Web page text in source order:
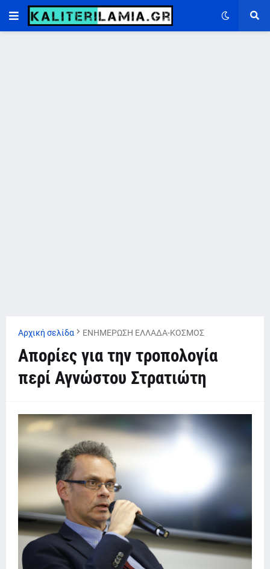
Αρχική σελίδα ΕΝΗΜΕΡΩΣΗ ΕΛΛΑΔΑ-ΚΟΣΜΟΣ
Απορίες για την τροπολογία
περί Αγνώστου Στρατιώτη